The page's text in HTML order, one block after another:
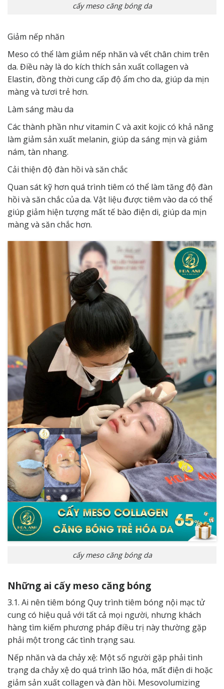
cấy meso căng bóng da
Giảm nếp nhăn
Meso có thể làm giảm nếp nhăn và vết chân chim trên
da. Điều này là do kích thích sản xuất collagen và
Elastin, đồng thời cung cấp độ ẩm cho da, giúp da mịn
màng và tươi trẻ hơn.
Làm sáng màu da
Các thành phần như vitamin C và axit kojic có khả năng
làm giảm sản xuất melanin, giúp da sáng mịn và giảm
nám, tàn nhang.
Cải thiện độ đàn hồi và săn chắc
Quan sát kỹ hơn quá trình tiêm có thể làm tăng độ đàn
hồi và săn chắc của da. Vật liệu được tiêm vào da có thể
giúp giảm hiện tượng mất tế bào điện di, giúp da mịn
màng và săn chắc hơn.
cấy meso căng bóng da
Những ai cấy meso căng bóng
3.1. Ai nên tiêm bóng Quy trình tiêm bóng nội mạc tử
cung có hiệu quả với tất cả mọi người, nhưng khách
hàng tìm kiếm phương pháp điều trị này thường gặp
phải một trong các tình trạng sau.
Nếp nhăn và da chảy xệ: Một số người gặp phải tình
trạng da chảy xệ do quá trình lão hóa, mất điện di hoặc
giảm sản xuất collagen và đàn hồi. Mesovolumizing